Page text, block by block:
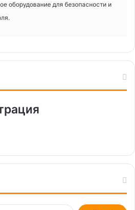
оборудование для безопасности и